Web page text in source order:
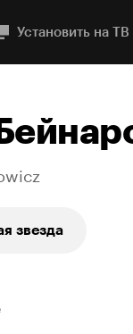
Установить на ТВ
звезда